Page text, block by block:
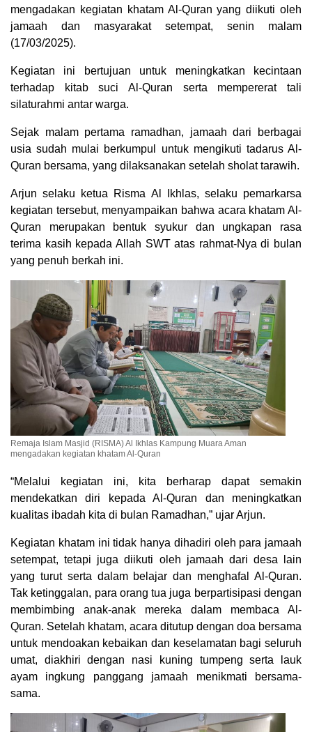
mengadakan kegiatan khatam Al-Quran yang diikuti oleh
jamaah dan masyarakat setempat, senin malam
(17/03/2025).
Kegiatan ini bertujuan untuk meningkatkan kecintaan
terhadap kitab suci Al-Quran serta mempererat tali
silaturahmi antar warga.
Sejak malam pertama ramadhan, jamaah dari berbagai
usia sudah mulai berkumpul untuk mengikuti tadarus Al-
Quran bersama, yang dilaksanakan setelah sholat tarawih.
Arjun selaku ketua Risma Al Ikhlas, selaku pemarkarsa
kegiatan tersebut, menyampaikan bahwa acara khatam Al-
Quran merupakan bentuk syukur dan ungkapan rasa
terima kasih kepada Allah SWT atas rahmat-Nya di bulan
yang penuh berkah ini.
Remaja Islam Masjid (RISMA) Al Ikhlas Kampung Muara Aman
mengadakan kegiatan khatam Al-Quran
“Melalui kegiatan ini, kita berharap dapat semakin
mendekatkan diri kepada Al-Quran dan meningkatkan
kualitas ibadah kita di bulan Ramadhan,” ujar Arjun.
Kegiatan khatam ini tidak hanya dihadiri oleh para jamaah
setempat, tetapi juga diikuti oleh jamaah dari desa lain
yang turut serta dalam belajar dan menghafal Al-Quran.
Tak ketinggalan, para orang tua juga berpartisipasi dengan
membimbing anak-anak mereka dalam membaca Al-
Quran. Setelah khatam, acara ditutup dengan doa bersama
untuk mendoakan kebaikan dan keselamatan bagi seluruh
umat, diakhiri dengan nasi kuning tumpeng serta lauk
ayam ingkung panggang jamaah menikmati bersama-
sama.